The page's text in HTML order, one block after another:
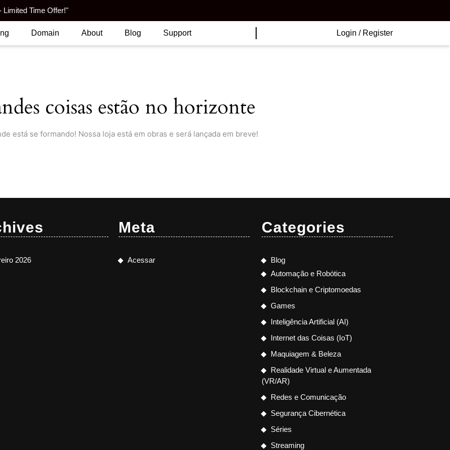
Limited Time Offer!"
Domain About Blog Support Login / RegisterLogin
/
coisas estão no horizonte
está se formando! Nossa loja está em obras e será lançada em breve!
2026
Meta
Acessar
Categories
Blog
Automação e Robótica
Blockchain e Criptomoedas
Games
Inteligência Artificial (AI)
Internet das Coisas (IoT)
Maquiagem & Beleza
Realidade Virtual e Aumentada
(VR/AR)
Redes e Comunicação
Segurança Cibernética
Séries
Streaming